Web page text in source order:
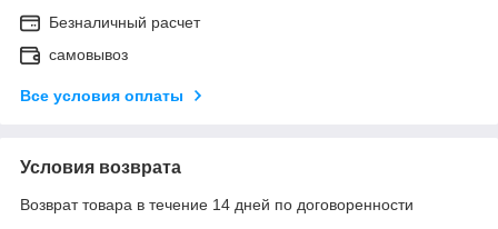
Безналичный расчет
самовывоз
Все условия оплаты
Условия возврата
Возврат товара в течение 14 дней по договоренности